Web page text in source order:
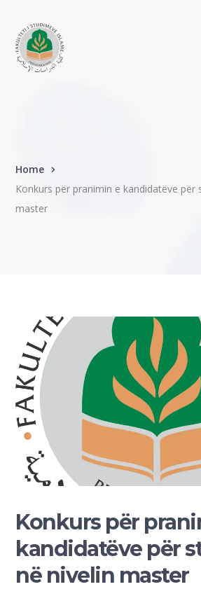
Home
Konkurs për pranimin e kandidatëve për
master
Konkurs për
kandidatëve për
në nivelin master